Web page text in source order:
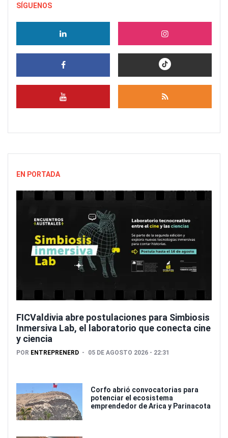
SÍGUENOS
EN PORTADA
FICValdivia abre postulaciones para Simbiosis
Inmersiva Lab, el laboratorio que conecta cine
y ciencia
POR ENTREPRENERD 05 DE AGOSTO 2026 - 22:31
Corfo abrió convocatorias para
potenciar el ecosistema
emprendedor de Arica y Parinacota